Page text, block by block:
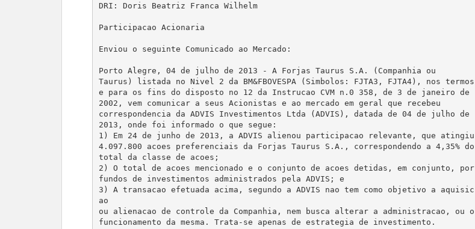
DRI: Doris Beatriz Franca Wilhelm
Participacao Acionaria
Enviou o seguinte Comunicado ao Mercado:
Porto Alegre, 04 de julho de 2013 - A Forjas Taurus S.A. (Companhia ou
Taurus) listada no Nivel 2 da BM&FBOVESPA (Simbolos: FJTA3, FJTA4), nos termos
e para os fins do disposto no 12 da Instrucao CVM n.0 358, de 3 de janeiro de
2002, vem comunicar a seus Acionistas e ao mercado em geral que recebeu
correspondencia da ADVIS Investimentos Ltda (ADVIS), datada de 04 de julho de
2013, onde foi informado o que segue:
1) Em 24 de junho de 2013, a ADVIS alienou participacao relevante, que atingiu
4.097.800 acoes preferenciais da Forjas Taurus S.A., correspondendo a 4,35% do
total da classe de acoes;
2) O total de acoes mencionado e o conjunto de acoes detidas, em conjunto, por
fundos de investimentos administrados pela ADVIS; e
3) A transacao efetuada acima, segundo a ADVIS nao tem como objetivo a aquisic
ao
ou alienacao de controle da Companhia, nem busca alterar a administracao, ou o
funcionamento da mesma. Trata-se apenas de estrategia de investimento.